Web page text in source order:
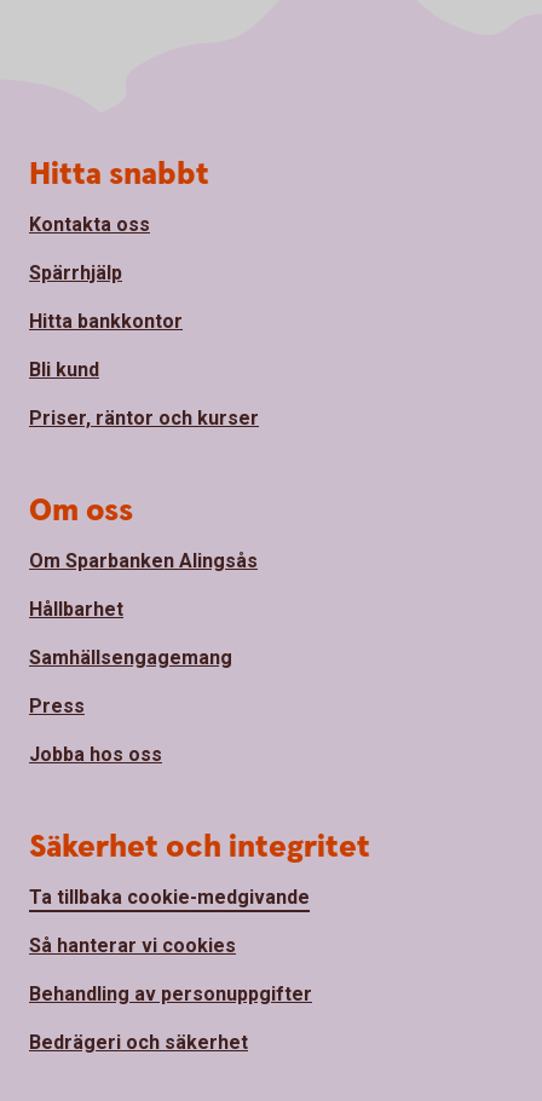
Sidfot
Hitta snabbt
Kontakta oss
Spärrhjälp
Hitta bankkontor
Bli kund
Priser, räntor och kurser
Om oss
Om Sparbanken Alingsås
Hållbarhet
Samhällsengagemang
Press
Jobba hos oss
Säkerhet och integritet
Ta tillbaka cookie-medgivande
Så hanterar vi cookies
Behandling av personuppgifter
Bedrägeri och säkerhet